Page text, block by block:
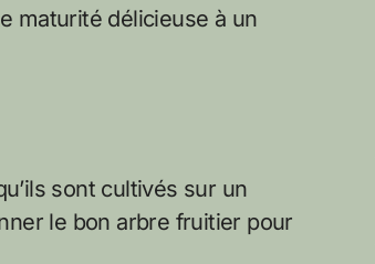
maturité délicieuse à un
sont cultivés sur un
le bon arbre fruitier pour